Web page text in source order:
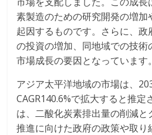
素製造のための研究開発の増加
起因するものです。さらに、政
の投資の増加、同地域での技術
市場成長の要因となっています。
アジア太平洋地域の市場は、
CAGR140.6%で拡大すると推定
は、二酸化炭素排出量の削減
推進に向けた政府の政策や取り